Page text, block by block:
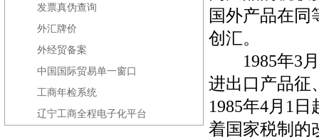
发票真伪查询
外汇牌价
外经贸备案
中国国际贸易单一窗口
工商年检系统
辽宁工商全程电子化平台
国外产品在同
创汇。
1985年3月
进出口产品征
1985年4月1
着国家税制的